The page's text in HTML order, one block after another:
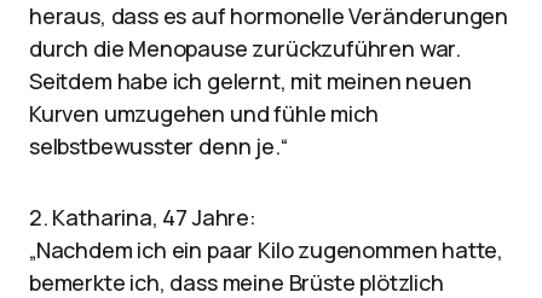
heraus, dass es auf hormonelle Veränderungen
durch die Menopause zurückzuführen war.
Seitdem habe ich gelernt, mit meinen neuen
Kurven umzugehen und fühle mich
selbstbewusster denn je.“
2. Katharina, 47 Jahre:
„Nachdem ich ein paar Kilo zugenommen hatte,
bemerkte ich, dass meine Brüste plötzlich